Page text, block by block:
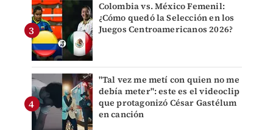
Colombia vs. México Femenil:
¿Cómo quedó la Selección en los
Juegos Centroamericanos 2026?
"Tal vez me metí con quien no me
debía meter": este es el videoclip
que protagonizó César Gastélum
en canción